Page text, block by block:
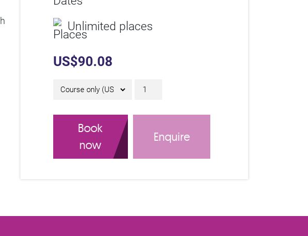
Unlimited places
US$90.08
Asset Management Foundation
Book
now
Enquire